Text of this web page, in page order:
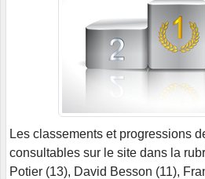
Les classements et progressions
consultables sur le site dans la
Potier (13), David Besson (11),